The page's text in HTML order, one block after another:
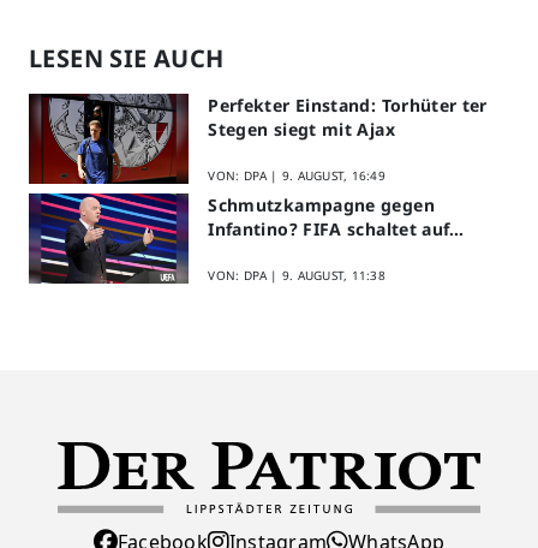
LESEN SIE AUCH
Perfekter Einstand: Torhüter ter
Stegen siegt mit Ajax
VON: DPA | 9. AUGUST, 16:49
Schmutzkampagne gegen
Infantino? FIFA schaltet auf
VON: DPA | 9. AUGUST, 11:38
Facebook Instagram WhatsApp